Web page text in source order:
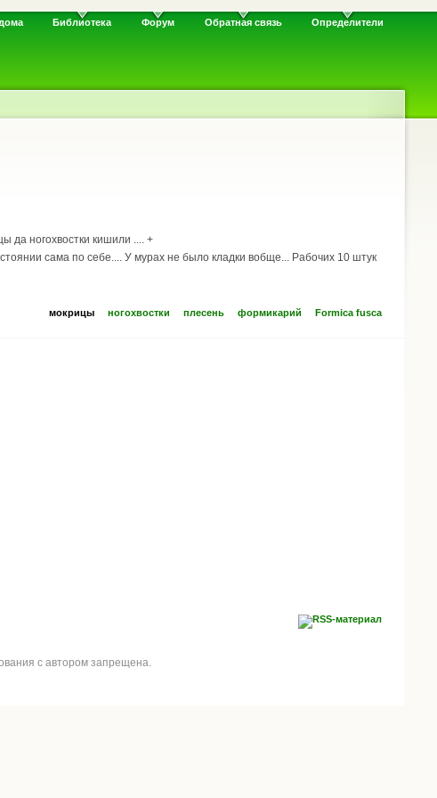
Библиотека Форум Обратная связь Определители
да ногохвостки кишили .... +
сама по себе.... У мурах не было кладки вобще... Рабочих 10 штук
мокрицы ногохвостки плесень формикарий Formica fusca
с автором запрещена.